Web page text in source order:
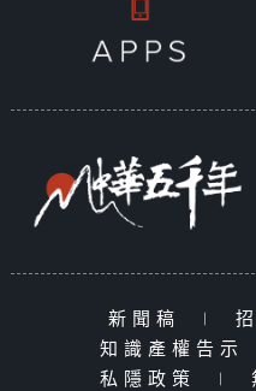
新聞稿 |
知識產權告示
私隱政策
|